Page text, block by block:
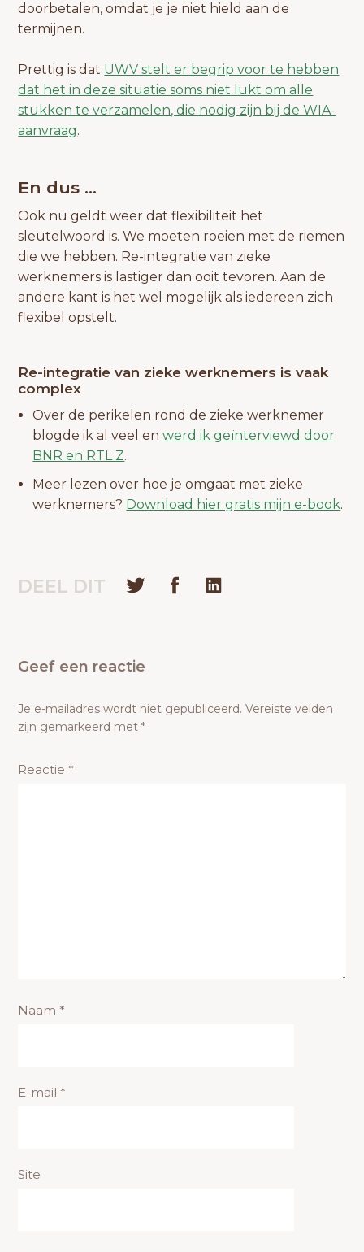
doorbetalen, omdat je je niet hield aan de
termijnen.
Prettig is dat UWV stelt er begrip voor te hebben
dat het in deze situatie soms niet lukt om alle
stukken te verzamelen, die nodig zijn bij de WIA-
aanvraag.
En dus …
Ook nu geldt weer dat flexibiliteit het
sleutelwoord is. We moeten roeien met de riemen
die we hebben. Re-integratie van zieke
werknemers is lastiger dan ooit tevoren. Aan de
andere kant is het wel mogelijk als iedereen zich
flexibel opstelt.
Re-integratie van zieke werknemers is vaak
complex
Over de perikelen rond de zieke werknemer
blogde ik al veel enwerd ik geïnterviewd door
BNR en RTL Z.
Meer lezen over hoe je omgaat met zieke
werknemers? Download hier gratis mijn e-book.
DEEL DIT
Geef een reactie
Je e-mailadres wordt niet gepubliceerd. Vereiste velden
zijn gemarkeerd met*
Reactie *
Naam *
E-mail *
Site